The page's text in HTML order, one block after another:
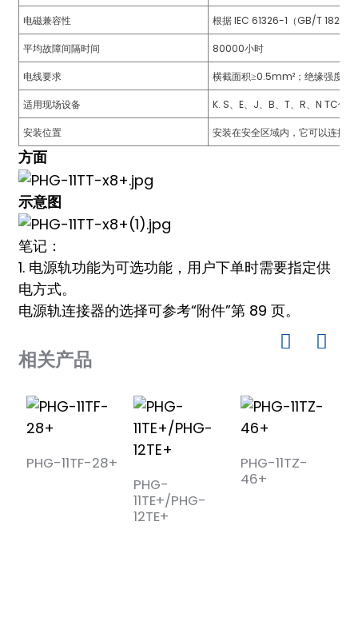
电磁兼容性 根据 IEC 61326-1（GB/T 18268
平均故障间隔时间 80000小时
电线要求 横截面积≥0.5mm²；绝缘强度
适用现场设备 K. S、E、J、B、T、R、N TC传
安装位置 安装在安全区域内，它可以连接
方面
示意图
笔记：
1. 电源轨功能为可选功能，用户下单时需要指定供
电方式。
电源轨连接器的选择可参考“附件”第 89 页。
相关产品
PHG-11TF-28+
PHG-
11TE+/PHG-
12TE+
PHG-11TZ-
46+